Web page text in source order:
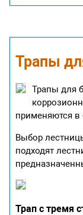
Трапы
Трапы для
применяются в
Выбор
подходят
Трап с тремя